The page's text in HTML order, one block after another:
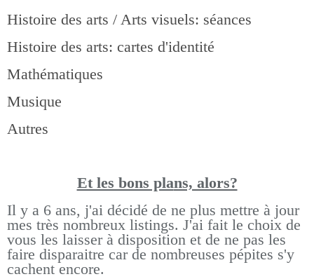
Histoire des arts / Arts visuels: séances
Histoire des arts: cartes d'identité
Mathématiques
Musique
Autres
Et les bons plans, alors?
Il y a 6 ans, j'ai décidé de ne plus mettre à jour
mes très nombreux listings. J'ai fait le choix de
vous les laisser à disposition et de ne pas les
faire disparaitre car de nombreuses pépites s'y
cachent encore.